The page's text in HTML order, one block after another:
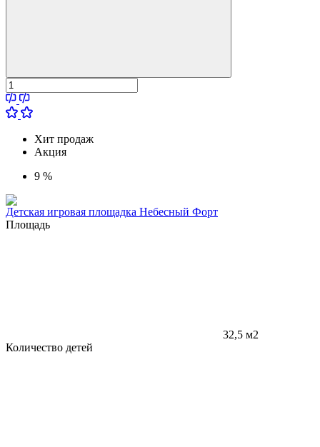
Хит продаж
Акция
9 %
Детская игровая площадка Небесный Форт
Площадь
32,5 м2
Количество детей